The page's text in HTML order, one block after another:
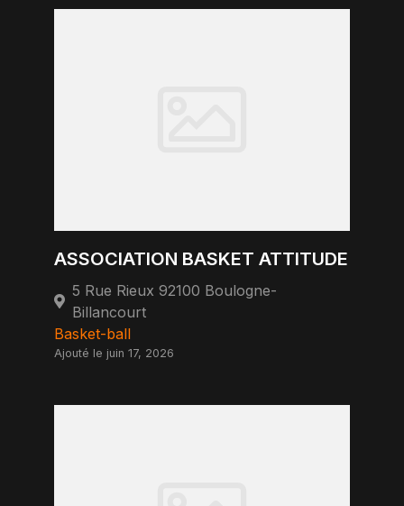
ASSOCIATION BASKET ATTITUDE
5 Rue Rieux 92100 Boulogne-
Billancourt
Basket-ball
Ajouté le juin 17, 2026